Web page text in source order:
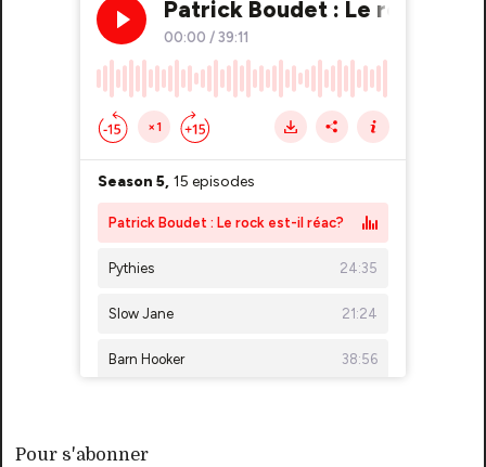
Pour s'abonner